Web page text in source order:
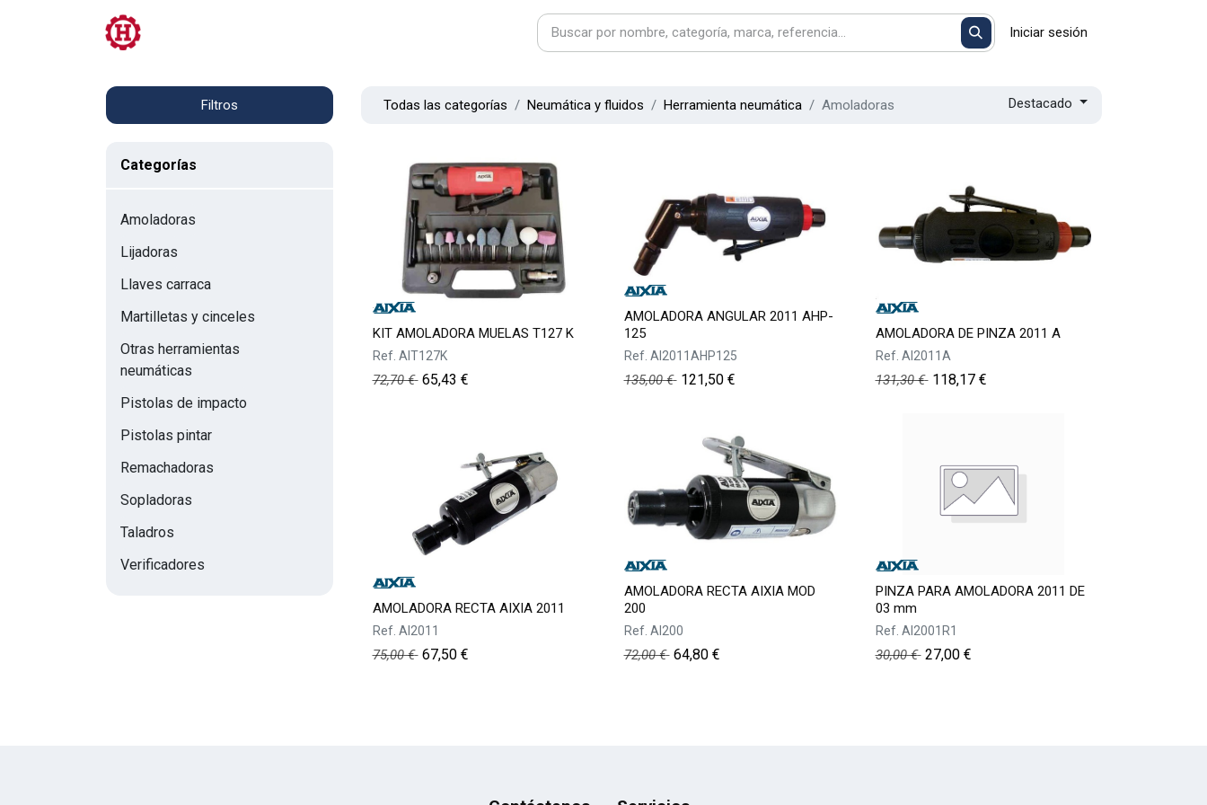
Iniciar sesión
Filtros
Categorías
Amoladoras
Lijadoras
Llaves carraca
Martilletas y cinceles
Otras herramientas
neumáticas
Pistolas de impacto
Pistolas pintar
Remachadoras
Sopladoras
Taladros
Verificadores
Todas las categorías Neumática y fluidos Herramienta neumática Amoladoras Destacado
KIT AMOLADORA MUELAS T127 K
Ref. AIT127K
72,70€ 65,43 €
AMOLADORA ANGULAR 2011 AHP-
125
Ref. AI2011AHP125
135,00€ 121,50€
AMOLADORA DE PINZA 2011 A
Ref. AI2011A
131,30€ 118,17€
AMOLADORA RECTA AIXIA 2011
Ref. AI2011
75,00€ 67,50€
AMOLADORA RECTA AIXIA MOD
200
Ref. AI200
72,00€ 64,80€
PINZA PARA AMOLADORA 2011 DE
03 mm
Ref. AI2001R1
30,00€ 27,00€